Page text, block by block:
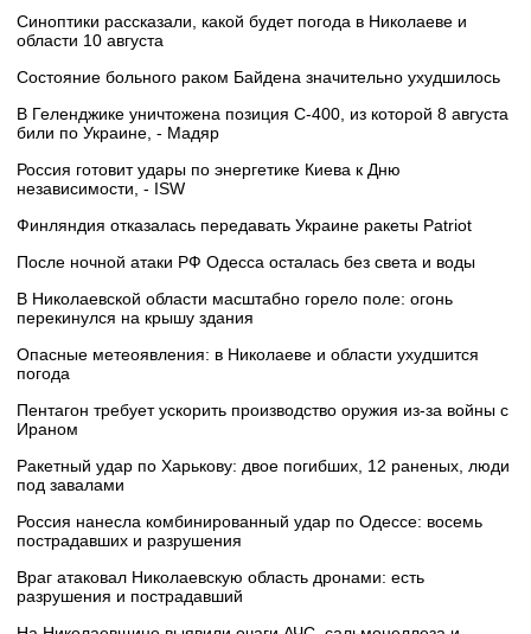
Синоптики рассказали, какой будет погода в Николаеве и
области 10 августа
Состояние больного раком Байдена значительно ухудшилось
В Геленджике уничтожена позиция С-400, из которой 8 августа
били по Украине, - Мадяр
Россия готовит удары по энергетике Киева к Дню
независимости, - ISW
Финляндия отказалась передавать Украине ракеты Patriot
После ночной атаки РФ Одесса осталась без света и воды
В Николаевской области масштабно горело поле: огонь
перекинулся на крышу здания
Опасные метеоявления: в Николаеве и области ухудшится
погода
Пентагон требует ускорить производство оружия из-за войны с
Ираном
Ракетный удар по Харькову: двое погибших, 12 раненых, люди
под завалами
Россия нанесла комбинированный удар по Одессе: восемь
пострадавших и разрушения
Враг атаковал Николаевскую область дронами: есть
разрушения и пострадавший